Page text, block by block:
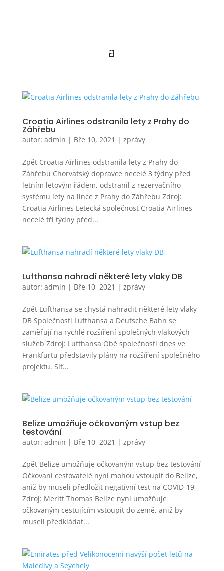
Croatia Airlines odstranila lety z Prahy do
Záhřebu
autor: admin | Bře 10, 2021 | zprávy
Zpět Croatia Airlines odstranila lety z Prahy do
Záhřebu Chorvatský dopravce necelé 3 týdny před
letním letovým řádem, odstranil z rezervačního
systému lety na lince z Prahy do Záhřebu Zdroj:
Croatia Airlines Letecká společnost Croatia Airlines
necelé tři týdny před...
Lufthansa nahradí některé lety vlaky DB
autor: admin | Bře 10, 2021 | zprávy
Zpět Lufthansa se chystá nahradit některé lety vlaky
DB Společnosti Lufthansa a Deutsche Bahn se
zaměřují na rychlé rozšíření společných vlakových
služeb Zdroj: Lufthansa Obě společnosti dnes ve
Frankfurtu představily plány na rozšíření společného
projektu. Síť...
Belize umožňuje očkovaným vstup bez
testování
autor: admin | Bře 10, 2021 | zprávy
Zpět Belize umožňuje očkovaným vstup bez testování
Očkovaní cestovatelé nyní mohou vstoupit do Belize,
aniž by museli předložit negativní test na COVID-19
Zdroj: Meritt Thomas Belize nyní umožňuje
očkovaným cestujícím vstoupit do země, aniž by
museli předkládat...